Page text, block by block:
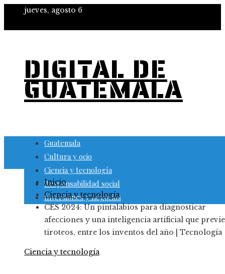
jueves, agosto 6
DIGITAL DE
GUATEMALA
Guatemala
Cultura y ocio
Ciencia y tecnología
Responsabilidad social
Inversiones y negocios
Inicio
Ciencia y tecnología
CES 2024: Un pintalabios para diagnosticar
afecciones y una inteligencia artificial que
tiroteos, entre los inventos del año | Tecnología
Ciencia y tecnología